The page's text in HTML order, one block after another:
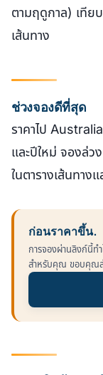
ตามฤดูกาล) เทียบ
เส้นทาง
ช่วงจองดีที่สุด
ราคาไป
และปีใหม่ จองล่ว
ในตารางเส้นทาง
ก่อนราคาขึ้น.
การจองผ่านลิงก์นี้ท
สำหรับคุณ ขอบคุณ